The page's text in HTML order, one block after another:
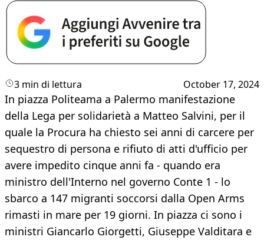
3 min di lettura October 17, 2024
In piazza Politeama a Palermo manifestazione
della Lega per solidarietà a Matteo Salvini, per il
quale la Procura ha chiesto sei anni di carcere per
sequestro di persona e rifiuto di atti d'ufficio per
avere impedito cinque anni fa - quando era
ministro dell'Interno nel governo Conte 1 - lo
sbarco a 147 migranti soccorsi dalla Open Arms
rimasti in mare per 19 giorni. In piazza ci sono i
ministri Giancarlo Giorgetti, Giuseppe Valditara e